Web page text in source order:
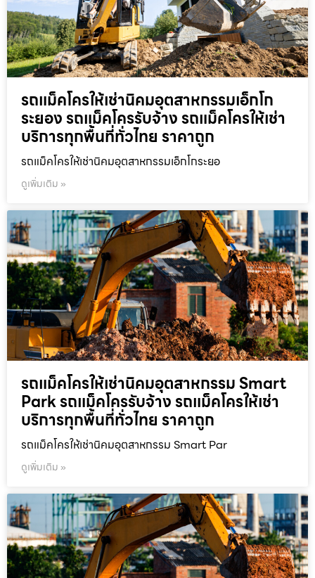
รถแม็คโครให้เช่านิคมอุตสาหกรรมเอ็กโก
ระยอง รถแม็คโครรับจ้าง รถแม็คโครให้เช่า
บริการทุกพื้นที่ทั่วไทย ราคาถูก
รถแม็คโครให้เช่านิคมอุตสาหกรรมเอ็กโกระยอ
ดูเพิ่มเติม »
รถแม็คโครให้เช่านิคมอุตสาหกรรม Smart
Park รถแม็คโครรับจ้าง รถแม็คโครให้เช่า
บริการทุกพื้นที่ทั่วไทย ราคาถูก
รถแม็คโครให้เช่านิคมอุตสาหกรรม Smart Par
ดูเพิ่มเติม »